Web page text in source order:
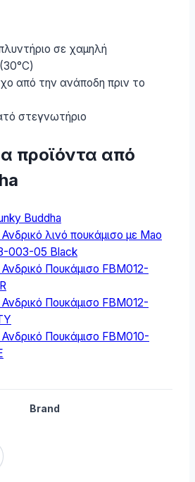
σε χαμηλή
από την ανάποδη πριν το
στεγνωτήριο
προϊόντα από
Buddha
λινό πουκάμισο με Mao
003-05 Black
Ανδρικό Πουκάμισο FBM012-
Ανδρικό Πουκάμισο FBM012-
Ανδρικό Πουκάμισο FBM010-
Brand